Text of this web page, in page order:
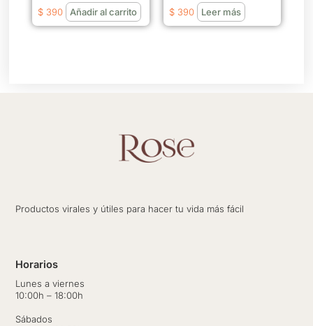
$ 390 Añadir al carrito $ 390 Leer más
Productos virales y útiles para hacer tu vida más fácil
Horarios
Lunes a viernes
10:00h – 18:00h
Sábados